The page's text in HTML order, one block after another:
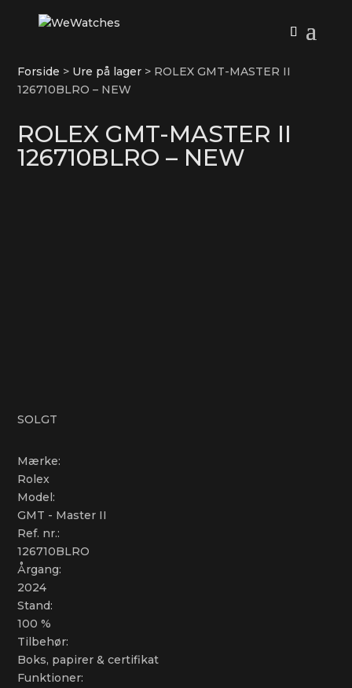
Forside > Ure på lager > ROLEX GMT-MASTER II
126710BLRO – NEW
ROLEX GMT-MASTER II
126710BLRO – NEW
SOLGT
Mærke:
Rolex
Model:
GMT - Master II
Ref. nr.:
126710BLRO
Årgang:
2024
Stand:
100 %
Tilbehør:
Boks, papirer & certifikat
Funktioner: